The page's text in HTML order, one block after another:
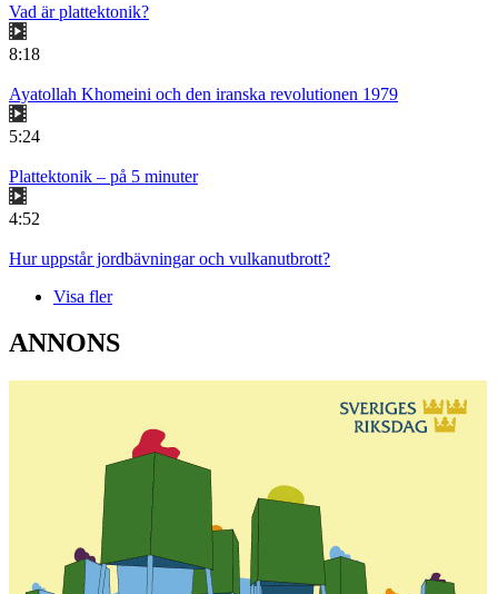
Vad är plattektonik?
8:18
Ayatollah Khomeini och den iranska revolutionen 1979
5:24
Plattektonik – på 5 minuter
4:52
Hur uppstår jordbävningar och vulkanutbrott?
Visa fler
ANNONS